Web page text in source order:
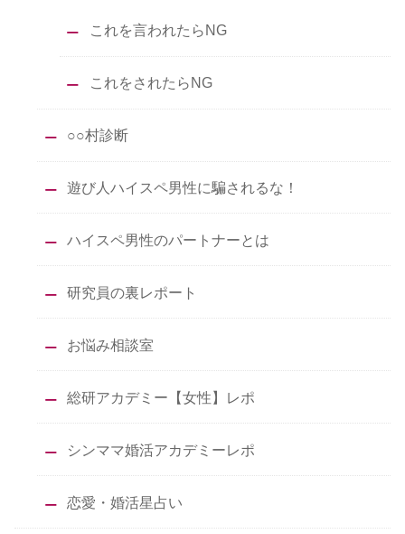
これを言われたらNG
これをされたらNG
○○村診断
遊び人ハイスペ男性に騙されるな！
ハイスペ男性のパートナーとは
研究員の裏レポート
お悩み相談室
総研アカデミー【女性】レポ
シンママ婚活アカデミーレポ
恋愛・婚活星占い